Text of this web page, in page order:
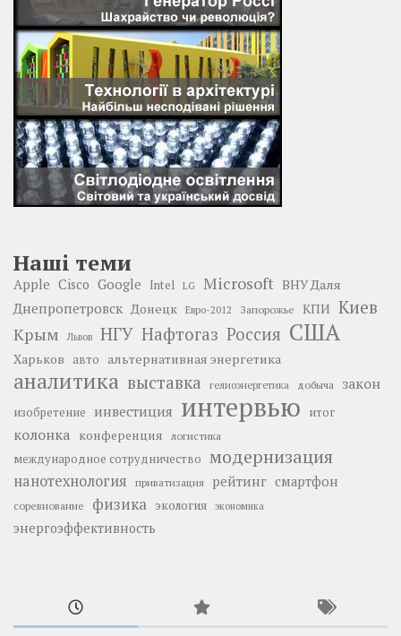
Наші теми
Apple Cisco Google Intel LG Microsoft ВНУ Даля
Днепропетровск Донецк Евро-2012 Запорожье КПИ Киев
Крым Львов НГУ Нафтогаз Россия США
Харьков авто альтернативная энергетика
аналитика выставка гелиоэнергетика добыча закон
изобретение инвестиция интервью итог
колонка конференция логистика
международное сотрудничество модернизация
нанотехнология приватизация рейтинг смартфон
соревнование физика экология экономика
энергоэффективность